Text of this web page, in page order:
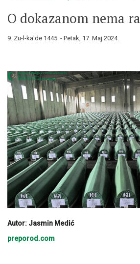
O dokazanom nema
9. Zu-l-ka'de 1445. - Petak, 17. Maj 2024.
Autor: Jasmin Medić
preporod.com